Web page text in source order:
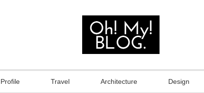
Profile Travel Architecture Design